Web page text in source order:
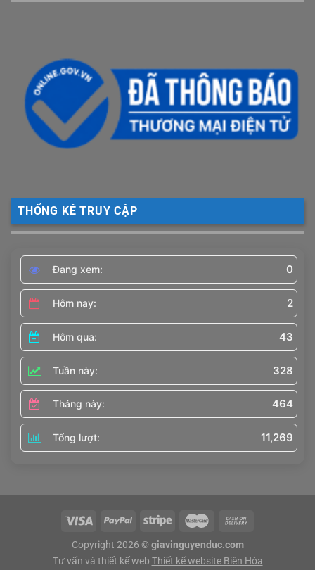
THỐNG KÊ TRUY CẬP
Đang xem: 0
Hôm nay: 2
Hôm qua: 43
Tuần này: 328
Tháng này: 464
Tổng lượt: 11,269
Copyright 2026 © giavinguyenduc.com
Tư vấn và thiết kế web Thiết kế website Biên Hòa